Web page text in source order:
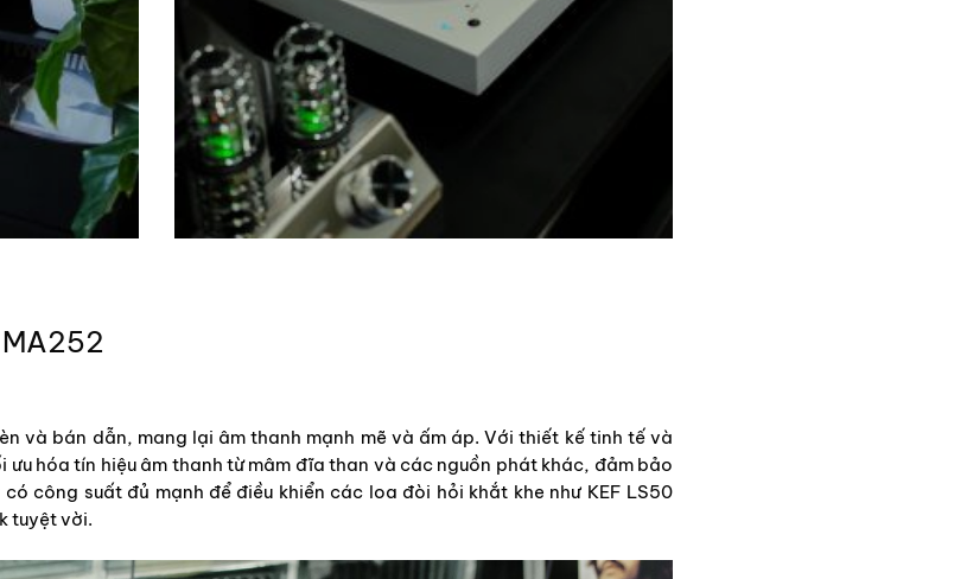
và bán dẫn, mang lại âm thanh mạnh mẽ và ấm áp. Với thiết kế tinh tế và
hóa tín hiệu âm thanh từ mâm đĩa than và các nguồn phát khác, đảm bảo
công suất đủ mạnh để điều khiển các loa đòi hỏi khắt khe như KEF LS50
tuyệt vời.